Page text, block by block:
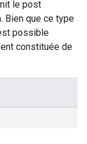
le post
Bien que ce type
possible
constituée de